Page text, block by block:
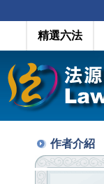
精選六法
作者介紹